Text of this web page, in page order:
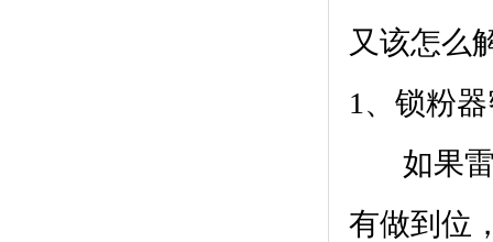
又该怎么
1、锁粉
如果雷
有做到位